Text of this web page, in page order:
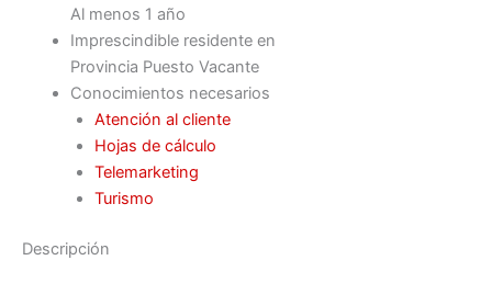
Al menos 1 año
Imprescindible residente en
Provincia Puesto Vacante
Conocimientos necesarios
Atención al cliente
Hojas de cálculo
Telemarketing
Turismo
Descripción